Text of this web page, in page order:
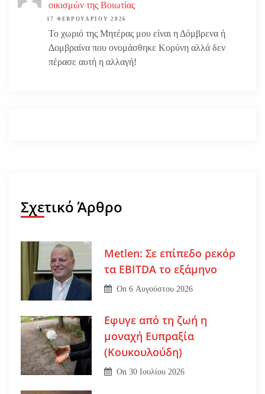
οικισμών της Βοιωτίας
17 ΦΕΒΡΟΥΑΡΊΟΥ 2026
Το χωριό της Μητέρας μου είναι η Δόμβρενα ή
Δομβραίνα που ονομάσθηκε Κορύνη αλλά δεν
πέρασε αυτή η αλλαγή!
Σχετικό Άρθρο
Metlen: Σε επίπεδο ρεκόρ
τα EBITDA το εξάμηνο
On6 Αυγούστου 2026
Εφυγε από τη ζωή η
μοναχή Ευπραξία
(Κουκουλούδη)
On30 Ιουλίου 2026